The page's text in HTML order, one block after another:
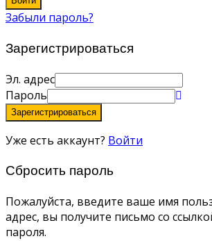
Забыли пароль?
Зарегистрироваться
Эл. адрес
Пароль
Зарегистрироваться
Уже есть аккаунт? Войти
Сбросить пароль
Пожалуйста, введите ваше имя
адрес, вы получите письмо со
пароля.